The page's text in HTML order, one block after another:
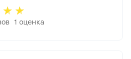
1 оценка